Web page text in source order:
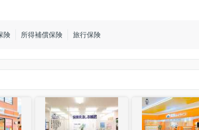
険 所得補償保険 旅行保険